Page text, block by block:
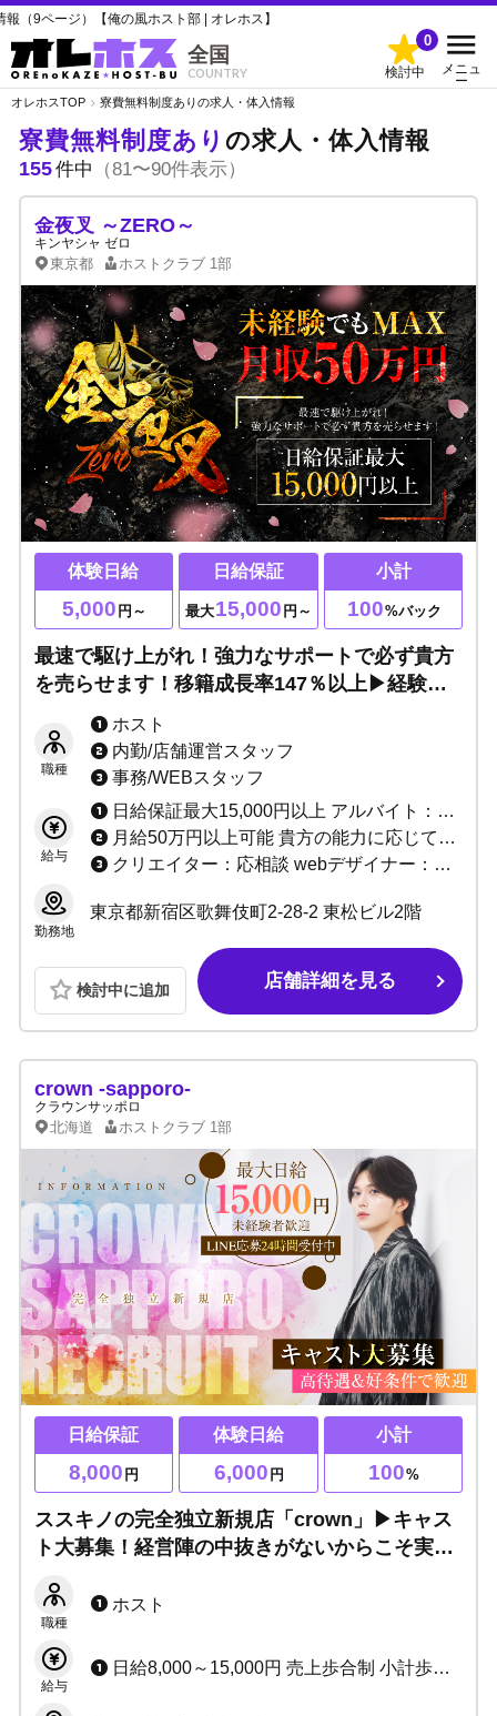
の風ホスト部 | オレホス】
全国
COUNTRY 検討中
0
メニュ
ー
オレホスTOP 寮費無料制度ありの求人・体入情報
寮費無料制度あり の求人・体入情報
155件中 （81〜90件表示）
金夜叉 ～ZERO～
キンヤシャ ゼロ
東京都 ホストクラブ 1部
体験日給
5,000 円～
日給保証
最大15,000 円～
小計
100%バック
最速で駆け上がれ！強力なサポートで必ず貴方
を売らせます！移籍成長率147％以上▶経験者3
カ月総売100％バック！未経験でもMAX月収50
万円！必要なのは貴方の本気と情熱です！
職種
ホスト
内勤/店舗運営スタッフ
事務/WEBスタッフ
給与
日給保証最大15,000円以上 アルバイト：最大時給2,000円！
月給50万円以上可能 貴方の能力に応じてお給料+α致します！
クリエイター：応相談 webデザイナー：応相談
勤務地
東京都新宿区歌舞伎町2-28-2 東松ビル2階
検討中に追加 店舗詳細を見る
crown -sapporo-
クラウンサッポロ
北海道 ホストクラブ 1部
日給保証
8,000 円
体験日給
6,000 円
小計
100%
ススキノの完全独立新規店「crown」▶キャス
ト大募集！経営陣の中抜きがないからこそ実現
職種
ホスト
給与
日給8,000～15,000円 売上歩合制 小計歩合：～ 100%